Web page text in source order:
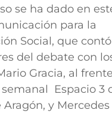
se ha dado en
para la
Social, que
del debate con
Gracia, al
Espacio 3
Aragón, y